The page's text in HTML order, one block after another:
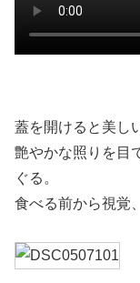
蓋を開けると美し
艶やかな照りを目
ぐる。
食べる前から視覚